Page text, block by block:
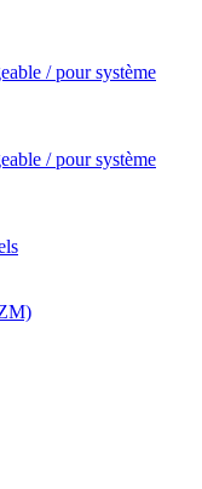
/ pour système
/ pour système